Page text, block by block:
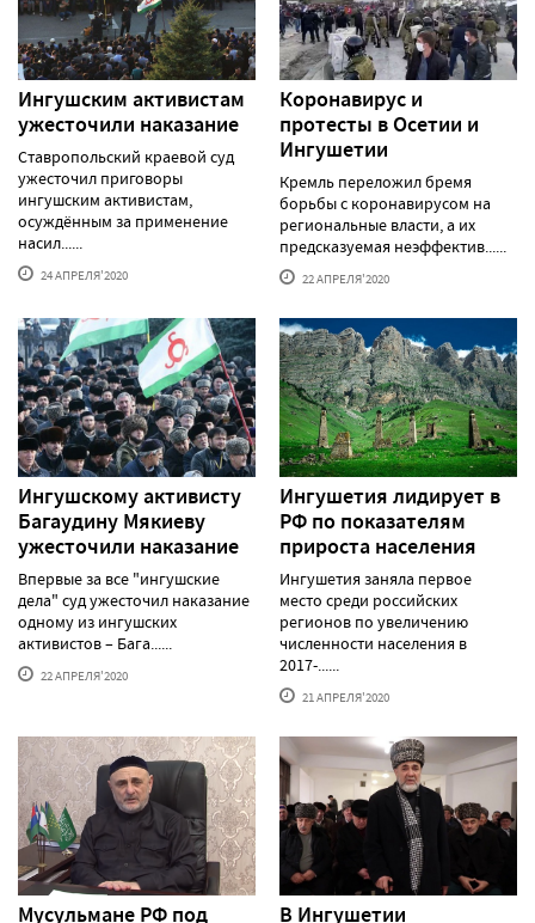
Ингушским активистам
ужесточили наказание
Ставропольский краевой суд
ужесточил приговоры
ингушским активистам,
осуждённым за применение
насил......
24 АПРЕЛЯ'2020
Коронавирус и
протесты в Осетии и
Ингушетии
Кремль переложил бремя
борьбы с коронавирусом на
региональные власти, а их
предсказуемая неэффектив......
22 АПРЕЛЯ'2020
Ингушскому активисту
Багаудину Мякиеву
ужесточили наказание
Впервые за все "ингушские
дела" суд ужесточил наказание
одному из ингушских
активистов – Бага......
22 АПРЕЛЯ'2020
Ингушетия лидирует в
РФ по показателям
прироста населения
Ингушетия заняла первое
место среди российских
регионов по увеличению
численности населения в
2017-......
21 АПРЕЛЯ'2020
Мусульмане РФ под
В Ингушетии